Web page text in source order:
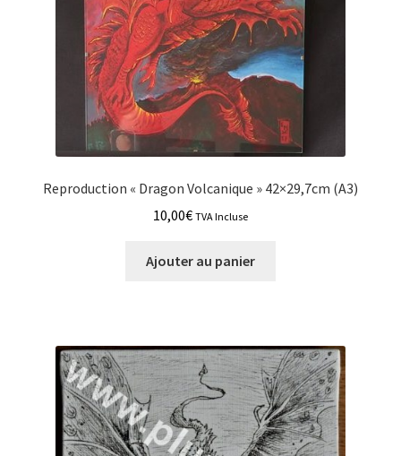
Reproduction « Dragon Volcanique » 42×29,7cm (A3)
10,00€ TVA Incluse
Ajouter au panier